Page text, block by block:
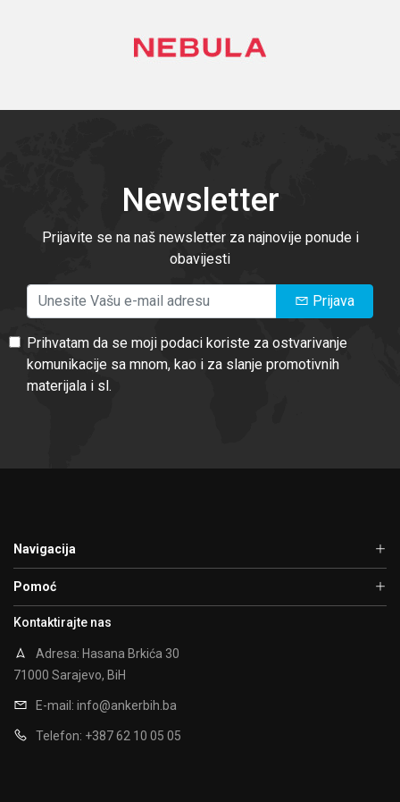
Newsletter
Prijavite se na naš newsletter za najnovije ponude i
obavijesti
Prijava
Prihvatam da se moji podaci koriste za ostvarivanje
komunikacije sa mnom, kao i za slanje promotivnih
materijala i sl.
Navigacija
Pomoć
Kontaktirajte nas
Adresa: Hasana Brkića 30
71000 Sarajevo, BiH
E-mail: info@ankerbih.ba
Telefon: +387 62 10 05 05